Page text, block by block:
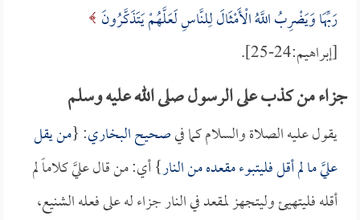
رَبِّهَا وَيَضْرِبُ اللَّهُ الْأَمْثَالَ لِلنَّاسِ لَعَلَّهُمْ يَتَذَكَّرُونَ
[إبراهيم:24-25].
جزاء من كذب على الرسول صلى الله عليه وسلم
يقول عليه الصلاة والسلام كما فيصحيح البخاري: {من يقل
عليَّ ما لم أقل فليتبوء مقعده من النار} أي: من قال عليَّ كلاماً لم
أقله فليتهيئ وليتجهز لمقعد في النار جزاء له على فعله الشنيع،